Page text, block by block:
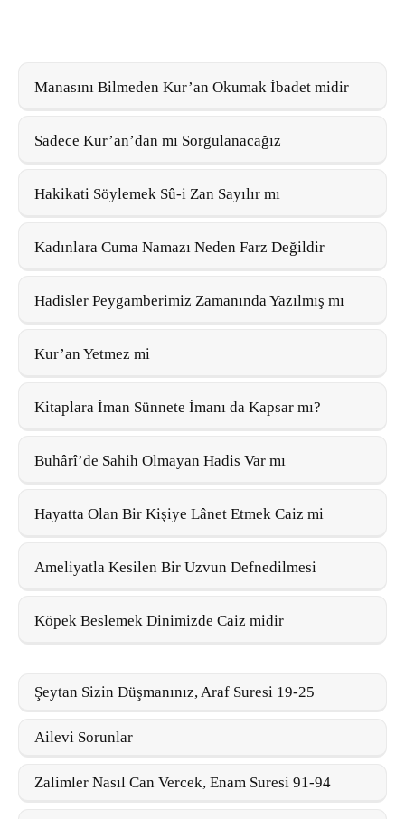
Manasını Bilmeden Kur’an Okumak İbadet midir
Sadece Kur’an’dan mı Sorgulanacağız
Hakikati Söylemek Sû-i Zan Sayılır mı
Kadınlara Cuma Namazı Neden Farz Değildir
Hadisler Peygamberimiz Zamanında Yazılmış mı
Kur’an Yetmez mi
Kitaplara İman Sünnete İmanı da Kapsar mı?
Buhârî’de Sahih Olmayan Hadis Var mı
Hayatta Olan Bir Kişiye Lânet Etmek Caiz mi
Ameliyatla Kesilen Bir Uzvun Defnedilmesi
Köpek Beslemek Dinimizde Caiz midir
Şeytan Sizin Düşmanınız, Araf Suresi 19-25
Ailevi Sorunlar
Zalimler Nasıl Can Vercek, Enam Suresi 91-94